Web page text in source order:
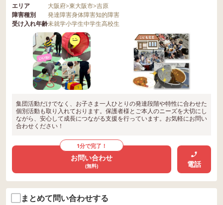
エリア 大阪府>東大阪市>吉原
障害種別
発達障害身体障害知的障害
受け入れ年齢未就学小学生中学生高校生
集団活動だけでなく、お子さま一人ひとりの発達段階や特性に合わせた
個別活動も取り入れております。保護者様とご本人のニーズを大切にし
ながら、安心して成長につながる支援を行っています。お気軽にお問い
合わせください！
1分で完了！
お問い合わせ
(無料) 電話
まとめて問い合わせする